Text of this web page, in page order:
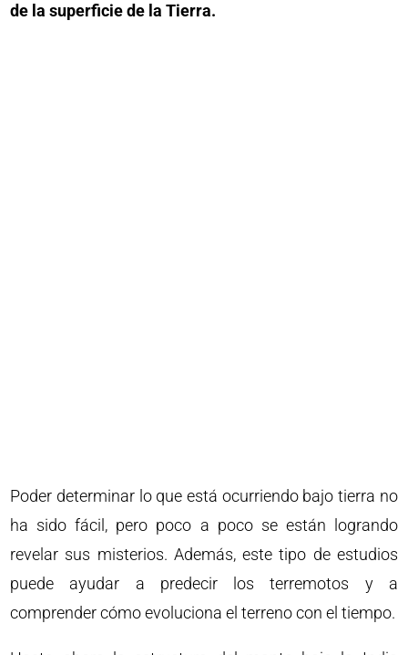
de la superficie de la Tierra.
Poder determinar lo que está ocurriendo bajo tierra no
ha sido fácil, pero poco a poco se están logrando
revelar sus misterios. Además, este tipo de estudios
puede ayudar a predecir los terremotos y a
comprender cómo evoluciona el terreno con el tiempo.